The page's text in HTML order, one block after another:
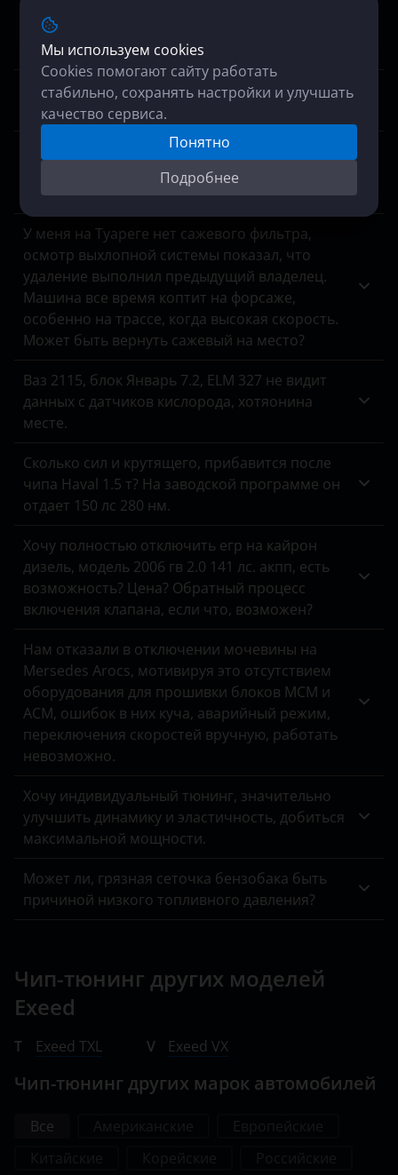
Мы используем cookies
Cookies помогают сайту работать
стабильно, сохранять настройки и улучшать
качество сервиса.
Понятно
Подробнее
Ларгусе, мотор Рено К7М. Отключить или
заменить? Катализатор вроде в порядке.
Хочу отключить иммобилайзер на патриоте,
задолбал. Возможность, плюсы, минусы?
Диагностика показала пропуски зажигания,
специалист сказал, что мотор в порядке,
виновата программа, можно исправить?
У меня на Туареге нет сажевого фильтра,
осмотр выхлопной системы показал, что
удаление выполнил предыдущий владелец.
Машина все время коптит на форсаже,
особенно на трассе, когда высокая скорость.
Может быть вернуть сажевый на место?
Ваз 2115, блок Январь 7.2, ELM 327 не видит
данных с датчиков кислорода, хотяонина
месте.
Сколько сил и крутящего, прибавится после
чипа Haval 1.5 т? На заводской программе он
отдает 150 лс 280 нм.
Хочу полностью отключить егр на кайрон
дизель, модель 2006 гв 2.0 141 лс. акпп, есть
возможность? Цена? Обратный процесс
включения клапана, если что, возможен?
Нам отказали в отключении мочевины на
Mersedes Arocs, мотивируя это отсутствием
оборудования для прошивки блоков MCM и
ACM, ошибок в них куча, аварийный режим,
переключения скоростей вручную, работать
невозможно.
Хочу индивидуальный тюнинг, значительно
улучшить динамику и эластичность, добиться
максимальной мощности.
Может ли, грязная сеточка бензобака быть
причиной низкого топливного давления?
Чип-тюнинг других моделей
Exeed
T Exeed TXL V Exeed VX
Чип-тюнинг других марок автомобилей
Все